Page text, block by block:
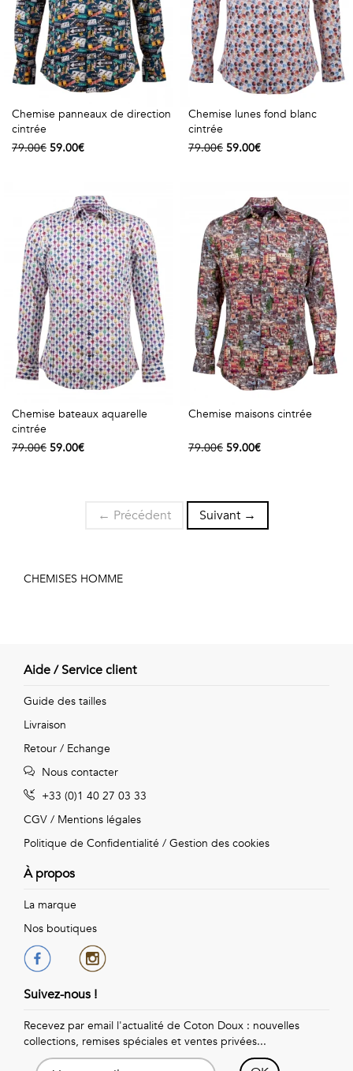
Chemise panneaux de direction
cintrée
79.00€ 59.00€
Chemise lunes fond blanc
cintrée
79.00€ 59.00€
Chemise bateaux aquarelle
cintrée
79.00€ 59.00€
Chemise maisons cintrée
79.00€ 59.00€
← Précédent Suivant →
CHEMISES HOMME
Aide / Service client
Guide des tailles
Livraison
Retour / Echange
Nous contacter
+33 (0)1 40 27 03 33
CGV / Mentions légales
Politique de Confidentialité / Gestion des cookies
À propos
La marque
Nos boutiques
Suivez-nous !
Recevez par email l'actualité de Coton Doux : nouvelles
collections, remises spéciales et ventes privées...